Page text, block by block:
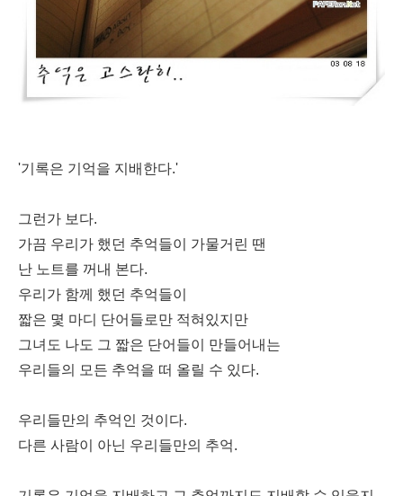
'기록은 기억을 지배한다.'
그런가 보다.
가끔 우리가 했던 추억들이 가물거린 땐
난 노트를 꺼내 본다.
우리가 함께 했던 추억들이
짧은 몇 마디 단어들로만 적혀있지만
그녀도 나도 그 짧은 단어들이 만들어내는
우리들의 모든 추억을 떠 올릴 수 있다.
우리들만의 추억인 것이다.
다른 사람이 아닌 우리들만의 추억.